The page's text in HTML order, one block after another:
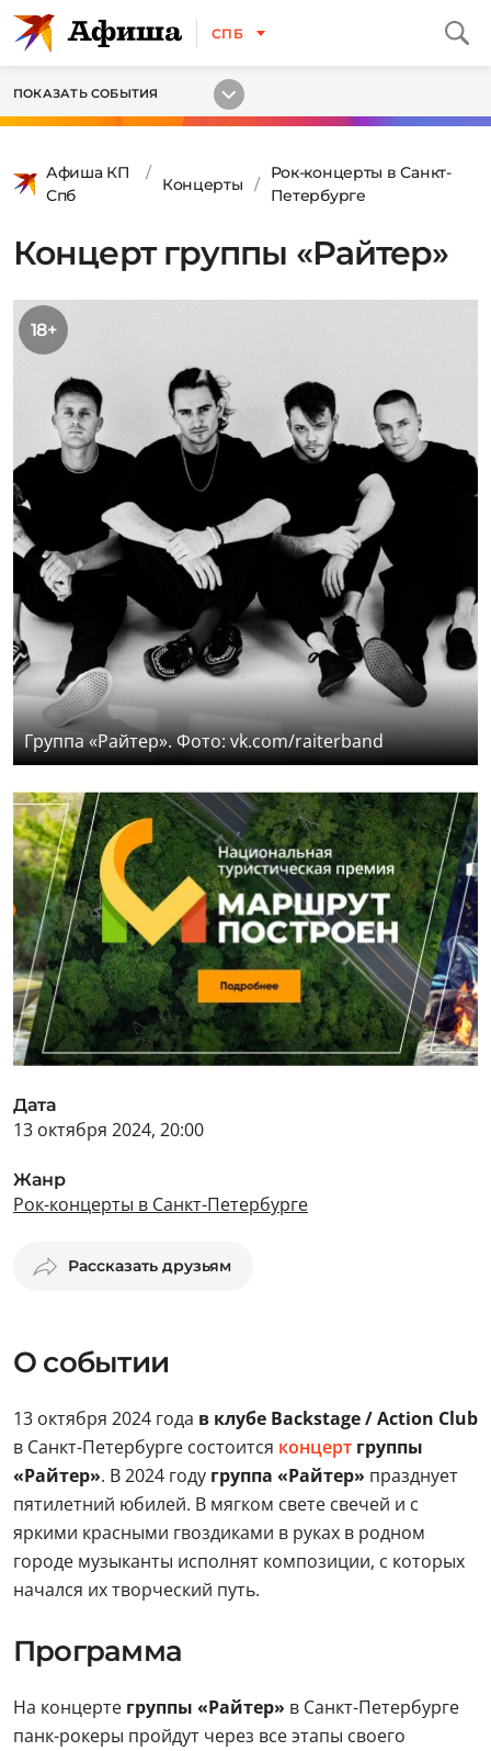
СПБ
ПОКАЗАТЬ СОБЫТИЯ
Афиша КП
Спб
Концерты
Рок-концерты в Санкт-
Петербурге
Концерт группы «Райтер»
18+
Группа «Райтер». Фото: vk.com/raiterband
Дата
13 октября 2024, 20:00
Жанр
Рок-концерты в Санкт-Петербурге
Рассказать друзьям
О событии
13 октября 2024 года в клубе Backstage / Action Club
в Санкт-Петербурге состоится концерт группы
«Райтер». В 2024 году группа «Райтер» празднует
пятилетний юбилей. В мягком свете свечей и с
яркими красными гвоздиками в руках в родном
городе музыканты исполнят композиции, с которых
начался их творческий путь.
Программа
На концерте группы «Райтер» в Санкт-Петербурге
панк-рокеры пройдут через все этапы своего